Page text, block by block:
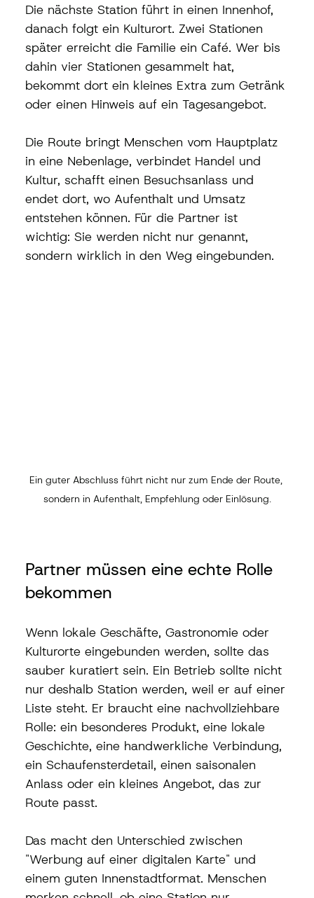
Die nächste Station führt in einen Innenhof,
danach folgt ein Kulturort. Zwei Stationen
später erreicht die Familie ein Café. Wer bis
dahin vier Stationen gesammelt hat,
bekommt dort ein kleines Extra zum Getränk
oder einen Hinweis auf ein Tagesangebot.
Die Route bringt Menschen vom Hauptplatz
in eine Nebenlage, verbindet Handel und
Kultur, schafft einen Besuchsanlass und
endet dort, wo Aufenthalt und Umsatz
entstehen können. Für die Partner ist
wichtig: Sie werden nicht nur genannt,
sondern wirklich in den Weg eingebunden.
Ein guter Abschluss führt nicht nur zum Ende der Route,
sondern in Aufenthalt, Empfehlung oder Einlösung.
Partner müssen eine echte Rolle
bekommen
Wenn lokale Geschäfte, Gastronomie oder
Kulturorte eingebunden werden, sollte das
sauber kuratiert sein. Ein Betrieb sollte nicht
nur deshalb Station werden, weil er auf einer
Liste steht. Er braucht eine nachvollziehbare
Rolle: ein besonderes Produkt, eine lokale
Geschichte, eine handwerkliche Verbindung,
ein Schaufensterdetail, einen saisonalen
Anlass oder ein kleines Angebot, das zur
Route passt.
Das macht den Unterschied zwischen
"Werbung auf einer digitalen Karte" und
einem guten Innenstadtformat. Menschen